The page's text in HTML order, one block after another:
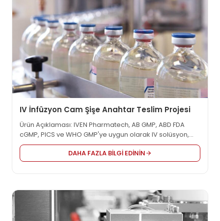
IV İnfüzyon Cam Şişe Anahtar Teslim Projesi
Ürün Açıklaması: IVEN Pharmatech, AB GMP, ABD FDA
cGMP, PICS ve WHO GMP'ye uygun olarak IV solüsyon,
aşı, onkoloji vb. gibi dünya çapındaki ilaç fabrikaları için
entegre mühendislik çözümü sağlayan anahtar teslimi
tesislerin öncü tedarikçisidir. En makul proje tasarımı,
DAHA FAZLA BILGI EDININ